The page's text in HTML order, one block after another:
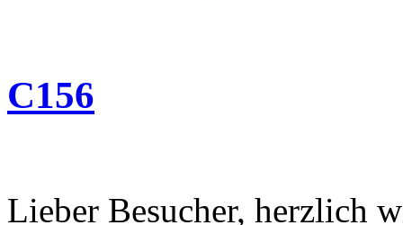
C156
Lieber Besucher, herzlich